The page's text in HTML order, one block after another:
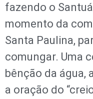
fazendo o
momento da
Santa Paulina,
comungar. Uma
bênção da água,
a oração do